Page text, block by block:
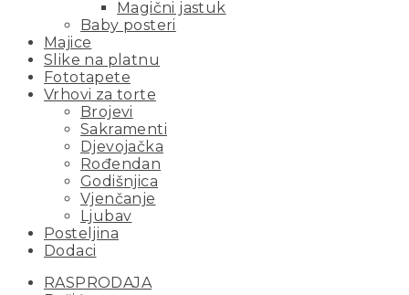
Magični jastuk
Baby posteri
Majice
Slike na platnu
Fototapete
Vrhovi za torte
Brojevi
Sakramenti
Djevojačka
Rođendan
Godišnjica
Vjenčanje
Ljubav
Posteljina
Dodaci
RASPRODAJA